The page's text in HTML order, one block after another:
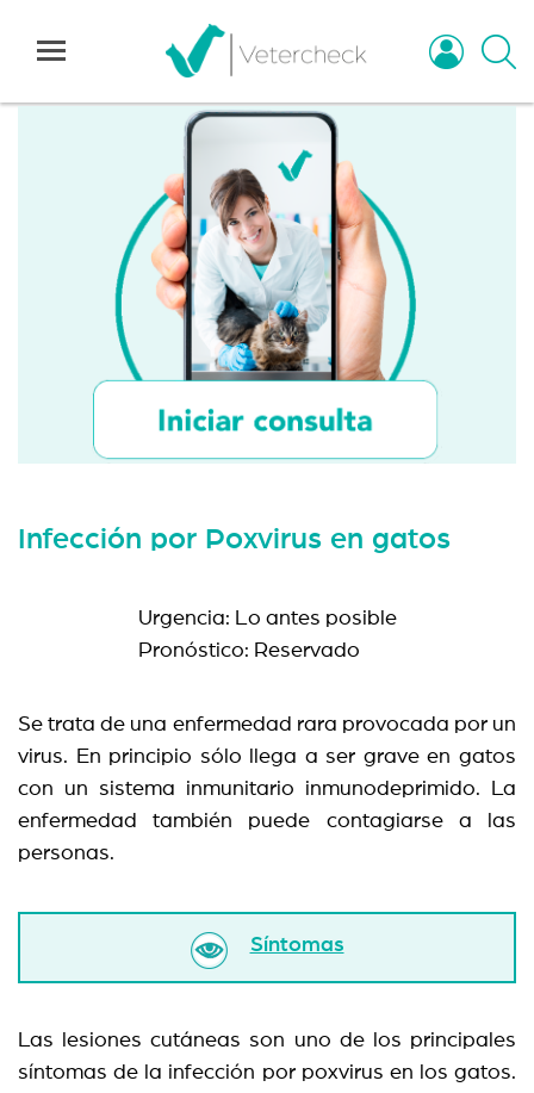
Infección por Poxvirus en gatos
Urgencia: Lo antes posible
Pronóstico: Reservado
Se trata de una enfermedad rara provocada por un
virus. En principio sólo llega a ser grave en gatos
con un sistema inmunitario inmunodeprimido. La
enfermedad también puede contagiarse a las
personas.
Síntomas
Las lesiones cutáneas son uno de los principales
síntomas de la infección por poxvirus en los gatos.